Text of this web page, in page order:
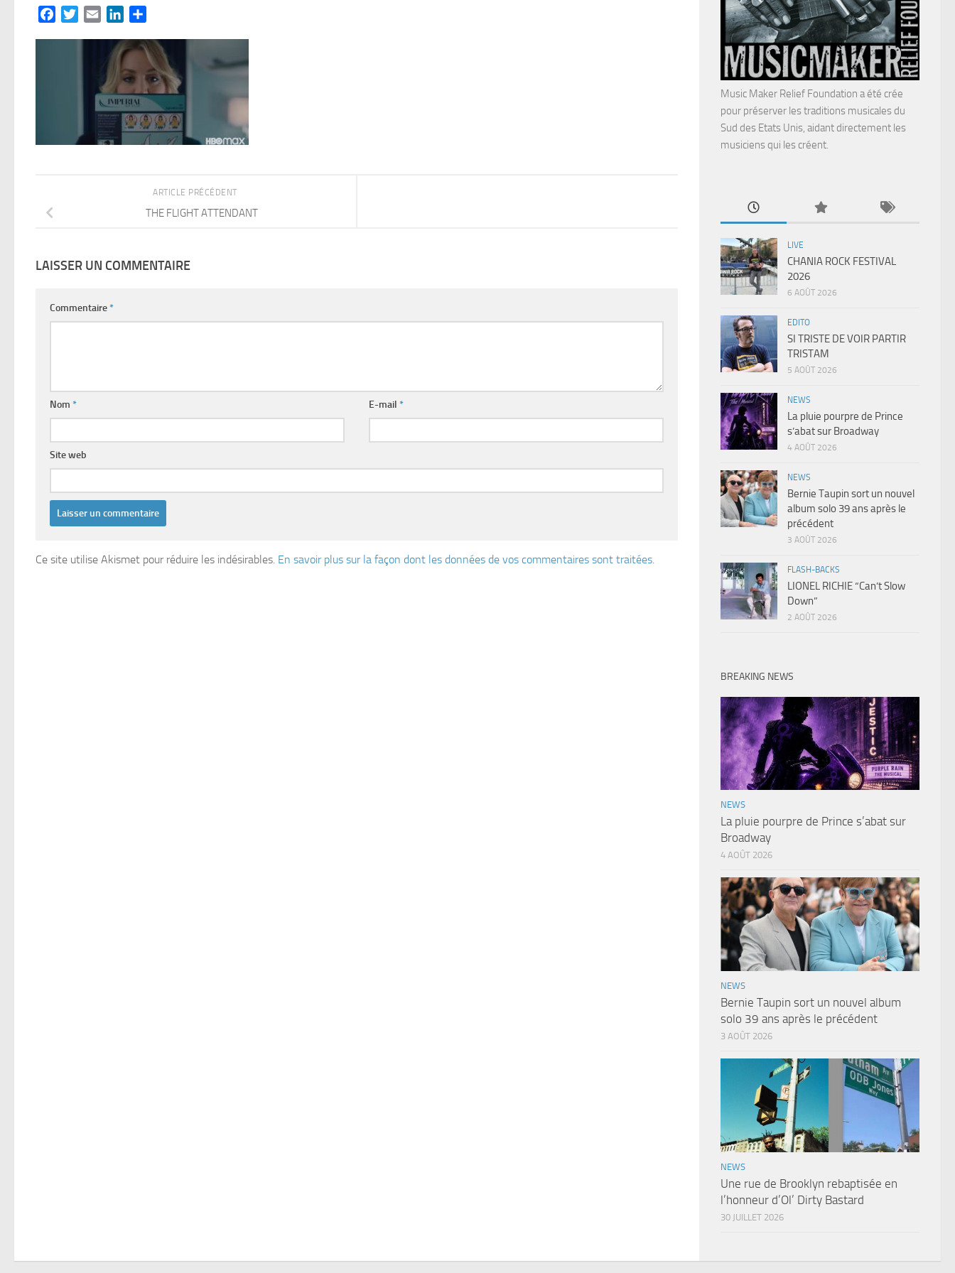
FacebookTwitterEmail LinkedIn
ARTICLE PRÉCÉDENT
THE FLIGHT ATTENDANT
LAISSER UN COMMENTAIRE
Commentaire*
Nom * E-mail*
Site web
Ce site utilise Akismet pour réduire les indésirables. En savoir plus sur la façon dont les données de vos commentaires sont traitées.
Music Maker Relief Foundation a été crée
pour préserver les traditions musicales du
Sud des Etats Unis, aidant directement les
musiciens qui les créent.
LIVE
CHANIA ROCK FESTIVAL
2026
6 AOÛT 2026
EDITO
SI TRISTE DE VOIR PARTIR
TRISTAM
5 AOÛT 2026
NEWS
La pluie pourpre de Prince
s’abat sur Broadway
4 AOÛT 2026
NEWS
Bernie Taupin sort un nouvel
album solo 39 ans après le
précédent
3 AOÛT 2026
FLASH-BACKS
LIONEL RICHIE “Can’t Slow
Down”
2 AOÛT 2026
BREAKING NEWS
NEWS
La pluie pourpre de Prince s’abat sur
Broadway
4 AOÛT 2026
NEWS
Bernie Taupin sort un nouvel album
solo 39 ans après le précédent
3 AOÛT 2026
NEWS
Une rue de Brooklyn rebaptisée en
l’honneur d’Ol’ Dirty Bastard
30 JUILLET 2026